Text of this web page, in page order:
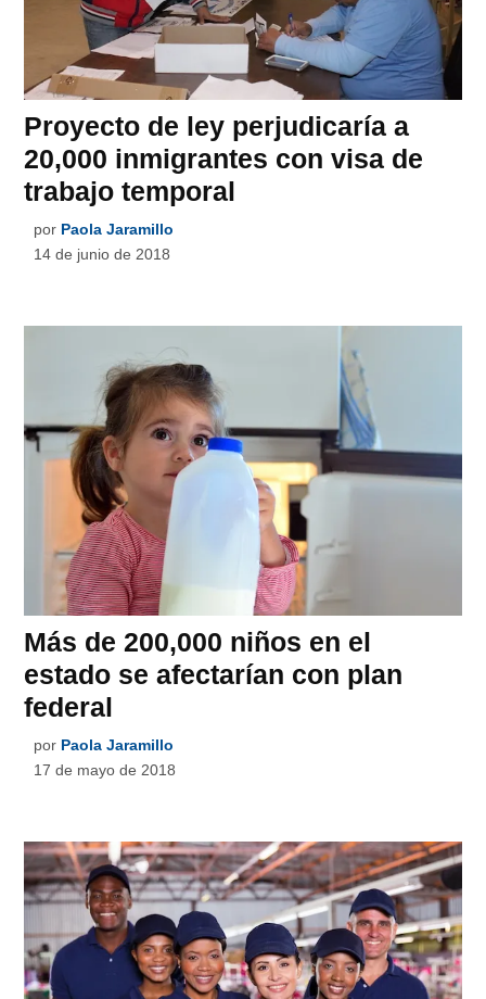
Proyecto de ley perjudicaría a
20,000 inmigrantes con visa de
trabajo temporal
por Paola Jaramillo
14 de junio de 2018
Más de 200,000 niños en el
estado se afectarían con plan
federal
por Paola Jaramillo
17 de mayo de 2018